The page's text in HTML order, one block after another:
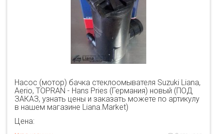
Насос (мотор) бачка стеклоомывателя Suzuki Liana,
Aerio, TOPRAN - Hans Pries (Германия) новый (ПОД
ЗАКАЗ, узнать цены и заказать можете по артикулу
в нашем магазине Liana.Market)
Цена: